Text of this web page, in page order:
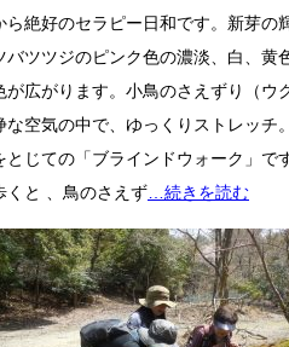
ら絶好のセラピー日和です。新芽の
バツツジのピンク色の濃淡、白、黄
が広がります。小鳥のさえずり（ウ
な空気の中で、ゆっくりストレッチ
とじての「ブラインドウォーク」で
くと 、鳥のさえず …続きを読む